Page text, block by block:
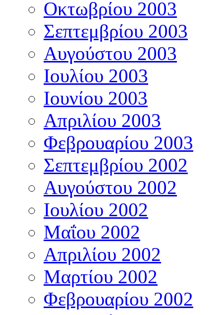
Οκτωβρίου 2003
Σεπτεμβρίου 2003
Αυγούστου 2003
Ιουλίου 2003
Ιουνίου 2003
Απριλίου 2003
Φεβρουαρίου 2003
Σεπτεμβρίου 2002
Αυγούστου 2002
Ιουλίου 2002
Μαΐου 2002
Απριλίου 2002
Μαρτίου 2002
Φεβρουαρίου 2002